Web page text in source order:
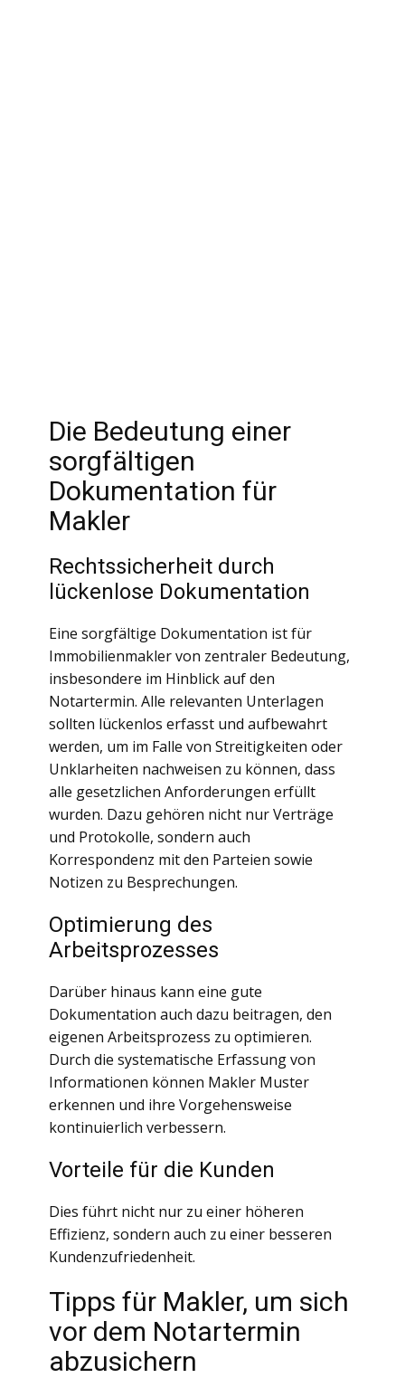
Die Bedeutung einer
sorgfältigen
Dokumentation für
Makler
Rechtssicherheit durch
lückenlose Dokumentation
Eine sorgfältige Dokumentation ist für
Immobilienmakler von zentraler Bedeutung,
insbesondere im Hinblick auf den
Notartermin. Alle relevanten Unterlagen
sollten lückenlos erfasst und aufbewahrt
werden, um im Falle von Streitigkeiten oder
Unklarheiten nachweisen zu können, dass
alle gesetzlichen Anforderungen erfüllt
wurden. Dazu gehören nicht nur Verträge
und Protokolle, sondern auch
Korrespondenz mit den Parteien sowie
Notizen zu Besprechungen.
Optimierung des
Arbeitsprozesses
Darüber hinaus kann eine gute
Dokumentation auch dazu beitragen, den
eigenen Arbeitsprozess zu optimieren.
Durch die systematische Erfassung von
Informationen können Makler Muster
erkennen und ihre Vorgehensweise
kontinuierlich verbessern.
Vorteile für die Kunden
Dies führt nicht nur zu einer höheren
Effizienz, sondern auch zu einer besseren
Kundenzufriedenheit.
Tipps für Makler, um sich
vor dem Notartermin
abzusichern